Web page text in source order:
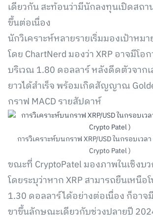
เดียวกัน สะท้อนว่ามีนักลงทุนเปิดสถาน
ขึ้นต่อเนื่อง
นักวิเคราะห์หลายรายเริ่มมองเป้าหม
โดย ChartNerd มองว่า XRP อาจมีโ
บริเวณ 1.80 ดอลลาร์ หลังดีดตัวจากเ
ยาวได้สำเร็จ พร้อมเกิดสัญญาณ
กราฟ MACD รายสัปดาห์
การวิเคราะห์บนกราฟ XRP/USD ในกรอบเวล
Crypto Patel )
ขณะที่ CryptoPatel มองภาพในเชิงบ
โดยระบุว่าหาก XRP สามารถยืนเหนือ
1.30 ดอลลาร์ได้อย่างต่อเนื่อง ก็อาจ
ขาขึ้นลักษณะเดียวกับช่วงปลายปี